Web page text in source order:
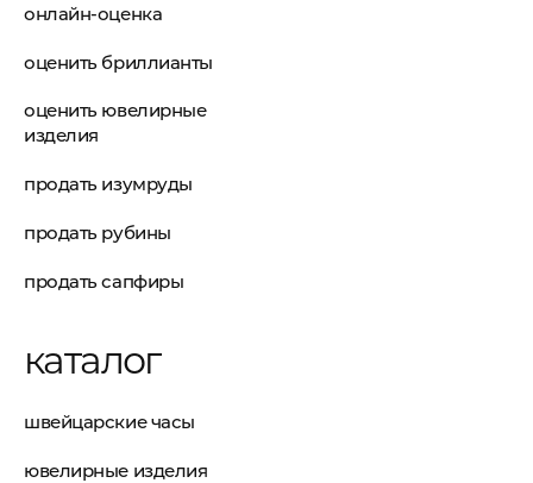
онлайн-оценка
оценить бриллианты
оценить ювелирные
изделия
продать изумруды
продать рубины
продать сапфиры
каталог
швейцарские часы
ювелирные изделия